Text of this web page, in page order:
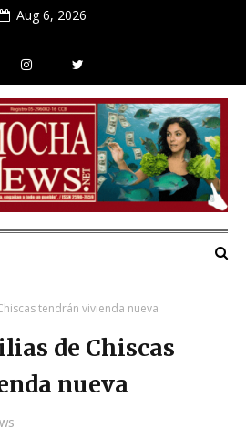
Aug 6, 2026
tendrán vivienda nueva
de Chiscas
nueva